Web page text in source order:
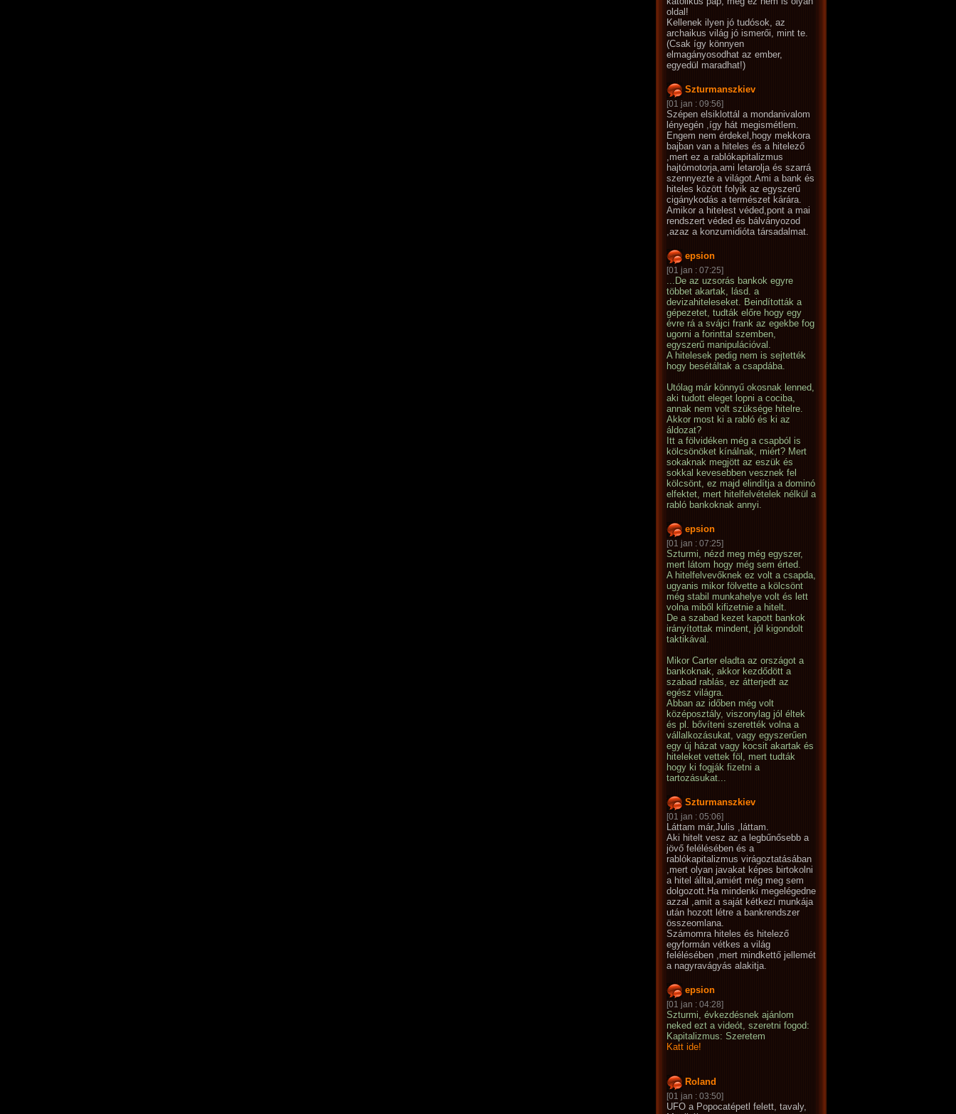
oldal!
Kellenek ilyen jó tudósok, az
archaikus világ jó ismerői, mint te.
(Csak így könnyen
elmagányosodhat az ember,
egyedül maradhat!)
Szturmanszkiev
[01 jan : 09:56]
Szépen elsiklottál a mondanivalom
lényegén ,így hát megismétlem.
Engem nem érdekel,hogy mekkora
bajban van a hiteles és a hitelező
,mert ez a rablókapitalizmus
hajtómotorja,ami letarolja és szarrá
szennyezte a világot.Ami a bank és
hiteles között folyik az egyszerű
cigánykodás a természet kárára.
Amikor a hitelest véded,pont a mai
rendszert véded és bálványozod
,azaz a konzumidióta társadalmat.
epsion
[01 jan : 07:25]
...De az uzsorás bankok egyre
többet akartak, lásd. a
devizahiteleseket. Beindították a
gépezetet, tudták előre hogy egy
évre rá a svájci frank az egekbe fog
ugorni a forinttal szemben,
egyszerű manipulációval.
A hitelesek pedig nem is sejtették
hogy besétáltak a csapdába.
Utólag már könnyű okosnak lenned,
aki tudott eleget lopni a cociba,
annak nem volt szüksége hitelre.
Akkor most ki a rabló és ki az
áldozat?
Itt a fölvidéken még a csapból is
kölcsönöket kínálnak, miért? Mert
sokaknak megjött az eszük és
sokkal kevesebben vesznek fel
kölcsönt, ez majd elindítja a dominó
elfektet, mert hitelfelvételek nélkül a
rabló bankoknak annyi.
epsion
[01 jan : 07:25]
Szturmi, nézd meg még egyszer,
mert látom hogy még sem érted.
A hitelfelvevőknek ez volt a csapda,
ugyanis mikor fölvette a kölcsönt
még stabil munkahelye volt és lett
volna miből kifizetnie a hitelt.
De a szabad kezet kapott bankok
irányítottak mindent, jól kigondolt
taktikával.
Mikor Carter eladta az országot a
bankoknak, akkor kezdődött a
szabad rablás, ez átterjedt az
egész világra.
Abban az időben még volt
középosztály, viszonylag jól éltek
és pl. bővíteni szerették volna a
vállalkozásukat, vagy egyszerűen
egy új házat vagy kocsit akartak és
hiteleket vettek föl, mert tudták
hogy ki fogják fizetni a
tartozásukat...
Szturmanszkiev
[01 jan : 05:06]
Láttam már,Julis ,láttam.
Aki hitelt vesz az a legbűnősebb a
jövő felélésében és a
rablókapitalizmus virágoztatásában
,mert olyan javakat képes birtokolni
a hitel álltal,amiért még meg sem
dolgozott.Ha mindenki megelégedne
azzal ,amit a saját kétkezi munkája
után hozott létre a bankrendszer
összeomlana.
Számomra hiteles és hitelező
egyformán vétkes a világ
felélésében ,mert mindkettő jellemét
a nagyravágyás alakitja.
epsion
[01 jan : 04:28]
Szturmi, évkezdésnek ajánlom
neked ezt a videót, szeretni fogod:
Kapitalizmus: Szeretem
Katt ide!
Roland
[01 jan : 03:50]
UFO a Popocatépetl felett, tavaly,